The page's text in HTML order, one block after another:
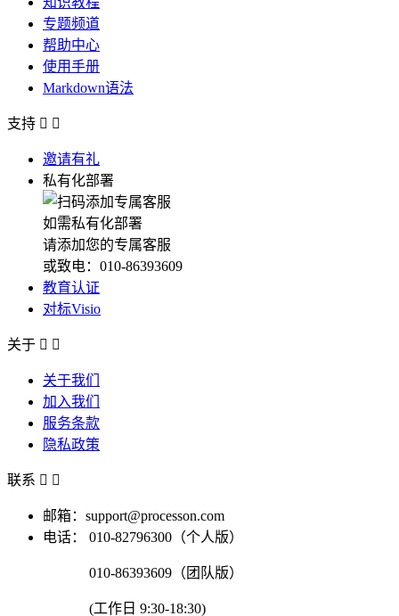
专题频道
帮助中心
使用手册
Markdown语法
支持  
邀请有礼
私有化部署
如需私有化部署
请添加您的专属客服
或致电：010-86393609
教育认证
对标Visio
关于  
关于我们
加入我们
服务条款
隐私政策
联系  
邮箱：support@processon.com
电话：
010-82796300（个人版）
010-86393609（团队版）
(工作日 9:30-18:30)